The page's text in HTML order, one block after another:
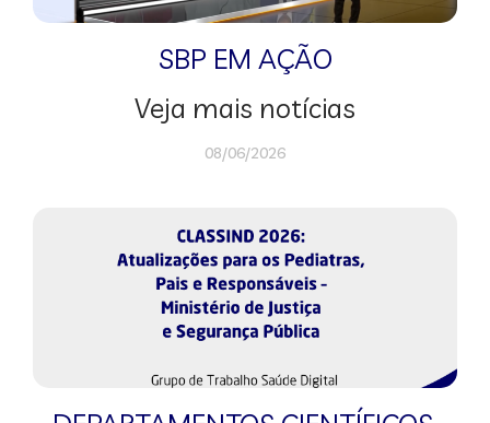
SBP EM AÇÃO
Veja mais notícias
08/06/2026